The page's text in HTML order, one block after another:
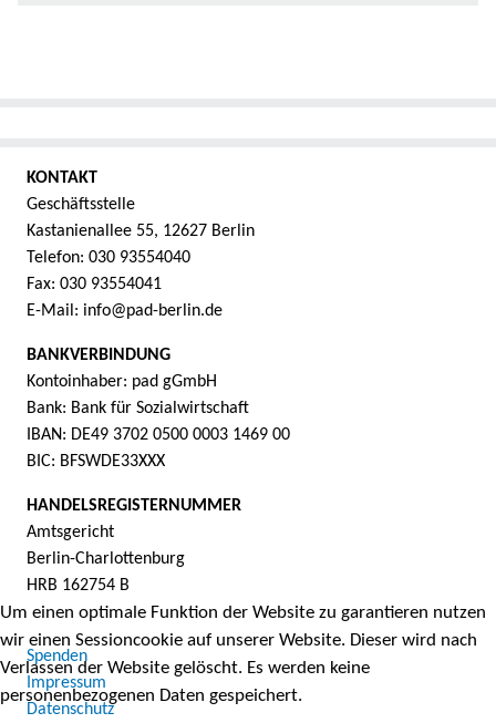
KONTAKT
Geschäftsstelle
Kastanienallee 55, 12627 Berlin
Telefon: 030 93554040
Fax: 030 93554041
E-Mail: info@pad-berlin.de
BANKVERBINDUNG
Kontoinhaber: pad gGmbH
Bank: Bank für Sozialwirtschaft
IBAN: DE49 3702 0500 0003 1469 00
BIC: BFSWDE33XXX
HANDELSREGISTERNUMMER
Amtsgericht
Berlin-Charlottenburg
HRB 162754 B
Spenden
Impressum
Datenschutz
Um einen optimale Funktion der Website zu garantieren nutzen
wir einen Sessioncookie auf unserer Website. Dieser wird nach
Verlassen der Website gelöscht. Es werden keine
personenbezogenen Daten gespeichert.